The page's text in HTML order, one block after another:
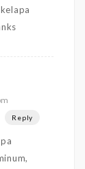
Reply